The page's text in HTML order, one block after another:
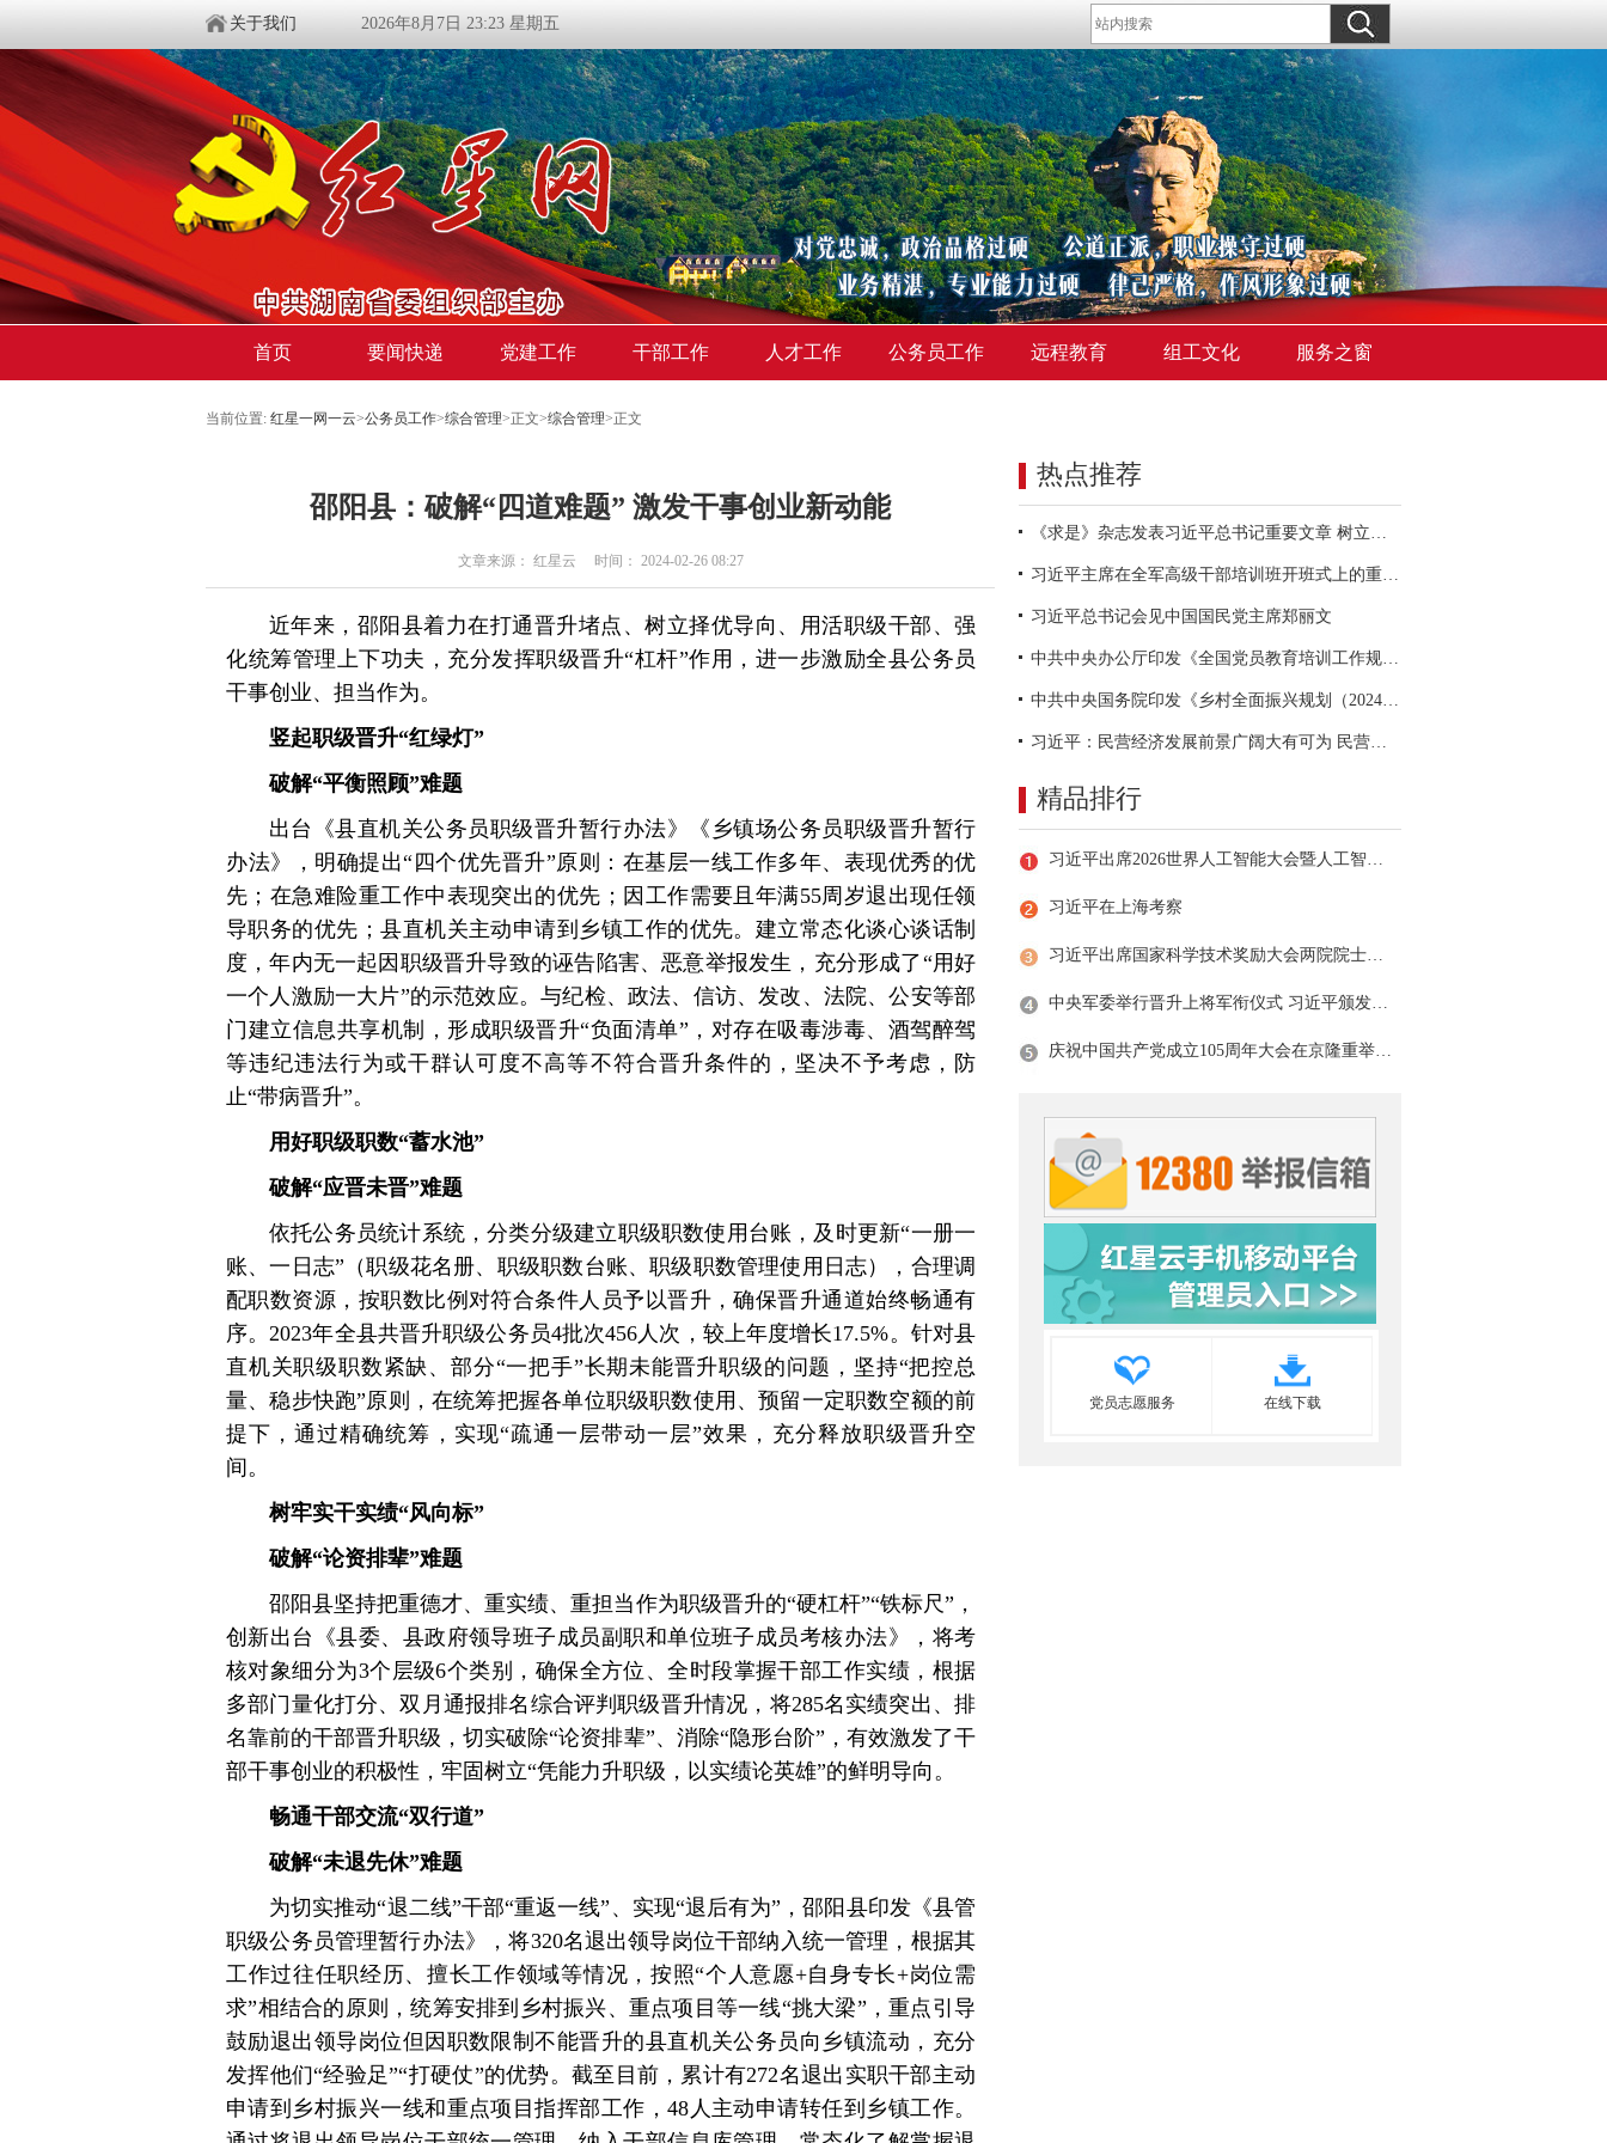
关于我们 2026年8月7日 23:23 星期五
首页 要闻快递 党建工作 干部工作 人才工作 公务员工作 远程教育 组工文化 服务之窗
当前位置: 红星一网一云>公务员工作>综合管理>正文>综合管理>正文
邵阳县：破解“四道难题” 激发干事创业新动能
文章来源： 红星云 时间： 2024-02-26 08:27
近年来，邵阳县着力在打通晋升堵点、树立择优导向、用活职级干部、强
化统筹管理上下功夫，充分发挥职级晋升“杠杆”作用，进一步激励全县公务员
干事创业、担当作为。
竖起职级晋升“红绿灯”
破解“平衡照顾”难题
出台《县直机关公务员职级晋升暂行办法》《乡镇场公务员职级晋升暂行
办法》，明确提出“四个优先晋升”原则：在基层一线工作多年、表现优秀的优
先；在急难险重工作中表现突出的优先；因工作需要且年满55周岁退出现任领
导职务的优先；县直机关主动申请到乡镇工作的优先。建立常态化谈心谈话制
度，年内无一起因职级晋升导致的诬告陷害、恶意举报发生，充分形成了“用好
一个人激励一大片”的示范效应。与纪检、政法、信访、发改、法院、公安等部
门建立信息共享机制，形成职级晋升“负面清单”，对存在吸毒涉毒、酒驾醉驾
等违纪违法行为或干群认可度不高等不符合晋升条件的，坚决不予考虑，防
止“带病晋升”。
用好职级职数“蓄水池”
破解“应晋未晋”难题
依托公务员统计系统，分类分级建立职级职数使用台账，及时更新“一册一
账、一日志”（职级花名册、职级职数台账、职级职数管理使用日志），合理调
配职数资源，按职数比例对符合条件人员予以晋升，确保晋升通道始终畅通有
序。2023年全县共晋升职级公务员4批次456人次，较上年度增长17.5%。针对县
直机关职级职数紧缺、部分“一把手”长期未能晋升职级的问题，坚持“把控总
量、稳步快跑”原则，在统筹把握各单位职级职数使用、预留一定职数空额的前
提下，通过精确统筹，实现“疏通一层带动一层”效果，充分释放职级晋升空
间。
树牢实干实绩“风向标”
破解“论资排辈”难题
邵阳县坚持把重德才、重实绩、重担当作为职级晋升的“硬杠杆”“铁标尺”，
创新出台《县委、县政府领导班子成员副职和单位班子成员考核办法》，将考
核对象细分为3个层级6个类别，确保全方位、全时段掌握干部工作实绩，根据
多部门量化打分、双月通报排名综合评判职级晋升情况，将285名实绩突出、排
名靠前的干部晋升职级，切实破除“论资排辈”、消除“隐形台阶”，有效激发了干
部干事创业的积极性，牢固树立“凭能力升职级，以实绩论英雄”的鲜明导向。
畅通干部交流“双行道”
破解“未退先休”难题
为切实推动“退二线”干部“重返一线”、实现“退后有为”，邵阳县印发《县管
职级公务员管理暂行办法》，将320名退出领导岗位干部纳入统一管理，根据其
工作过往任职经历、擅长工作领域等情况，按照“个人意愿+自身专长+岗位需
求”相结合的原则，统筹安排到乡村振兴、重点项目等一线“挑大梁”，重点引导
鼓励退出领导岗位但因职数限制不能晋升的县直机关公务员向乡镇流动，充分
发挥他们“经验足”“打硬仗”的优势。截至目前，累计有272名退出实职干部主动
申请到乡村振兴一线和重点项目指挥部工作，48人主动申请转任到乡镇工作。
热点推荐
《求是》杂志发表习近平总书记重要文章 树立和践行正确政绩观
习近平主席在全军高级干部培训班开班式上的重要讲话引领全军开展思想整风、深化政治整训
习近平总书记会见中国国民党主席郑丽文
中共中央办公厅印发《全国党员教育培训工作规划（2024－2028年）》
中共中央国务院印发《乡村全面振兴规划（2024—2027年）》
习近平：民营经济发展前景广阔大有可为 民营企业和民营企业家大显身手正当其时
精品排行
习近平出席2026世界人工智能大会暨人工智能全球治理高级别会议开幕式并发表主旨讲话
习近平在上海考察
习近平出席国家科学技术奖励大会两院院士大会中国科协第十一次全国代表大会并发表重要讲话
中央军委举行晋升上将军衔仪式 习近平颁发命令状并向晋衔的军官表示祝贺
庆祝中国共产党成立105周年大会在京隆重举行 习近平发表重要讲话
党员志愿服务 在线下载